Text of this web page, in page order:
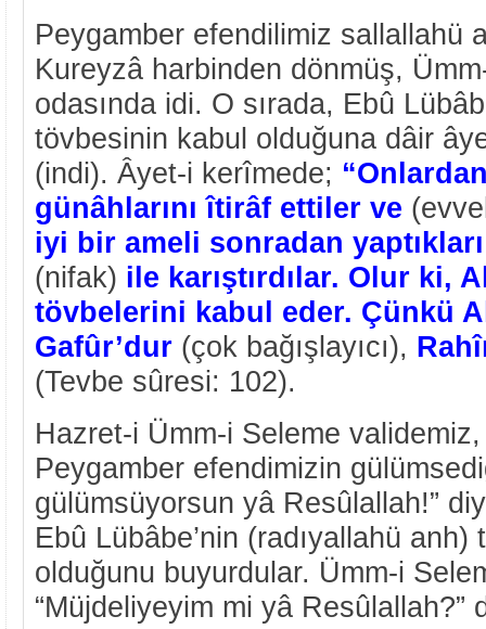
Peygamber efendilimiz sallallahü
Kureyzâ harbinden dönmüş,
odasında idi. O sırada, Ebû
tövbesinin kabul olduğuna dâir
(indi). Âyet-i kerîmede;
günâhlarını îtirâf ettiler ve
iyi bir ameli sonradan
(nifak) ile karıştırdılar. Olur ki,
tövbelerini kabul eder. Çünkü
Gafûr’dur (çok bağışlayıcı),
(Tevbe sûresi: 102).
Hazret-i Ümm-i Seleme
Peygamber efendimizin
gülümsüyorsun yâ Resûlallah!”
Ebû Lübâbe’nin (radıyallahü
olduğunu buyurdular. Ümm-i
“Müjdeliyeyim mi yâ